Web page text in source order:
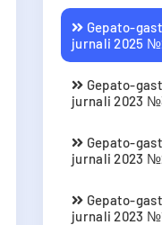
Gepato-
jurnali 2025
Gepato-
jurnali 2023
Gepato-
jurnali 2023
Gepato-
jurnali 2023